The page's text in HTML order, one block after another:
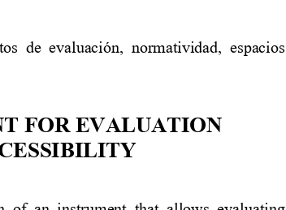
de  evaluación normatividad,
espacios
FOR EVALUATION